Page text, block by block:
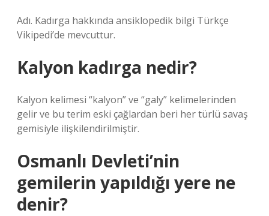
Adı. Kadırga hakkında ansiklopedik bilgi Türkçe
Vikipedi’de mevcuttur.
Kalyon kadırga nedir?
Kalyon kelimesi “kalyon” ve “galy” kelimelerinden
gelir ve bu terim eski çağlardan beri her türlü savaş
gemisiyle ilişkilendirilmiştir.
Osmanlı Devleti’nin
gemilerin yapıldığı yere ne
denir?